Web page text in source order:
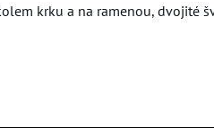
krku a na ramenou, dvojité